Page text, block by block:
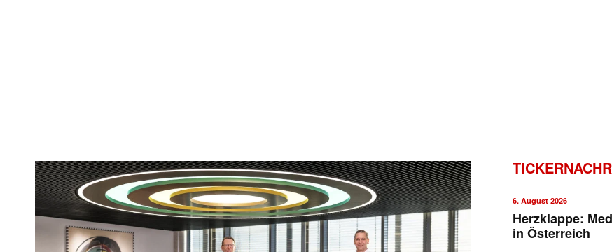
6. August 2026
Herzklappe:
in Österreich